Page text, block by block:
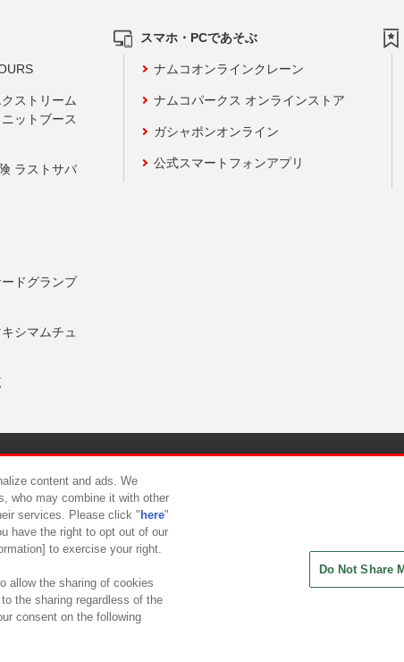
ストリーム
ットブース
ラストサバ
ドグランプ
シマムチュ
スマホ・PCであそぶ
ナムコオンラインクレーン
ナムコパークス オンラインストア
ガシャポンオンライン
公式スマートフォンアプリ
スタマーハラスメント対応方針
content and ads. We
who may combine it with other
services. Please click " here"
have the right to opt out of our
to exercise your right.
allow the sharing of cookies
the sharing regardless of the
consent on the following
Do Not Share